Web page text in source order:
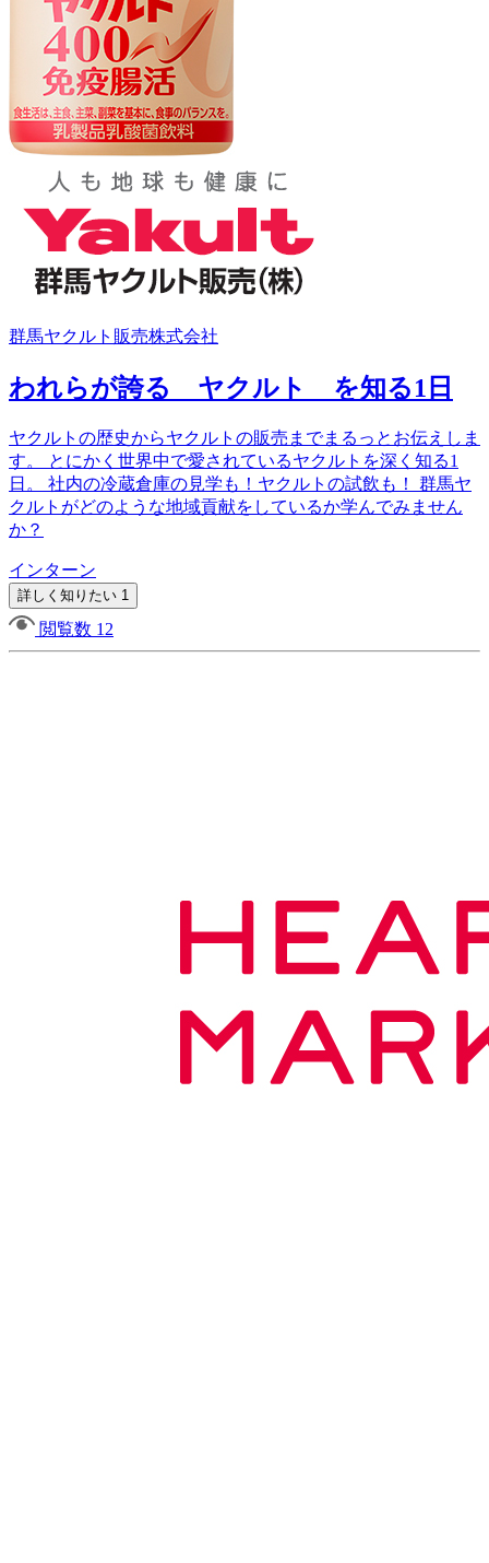
群馬ヤクルト販売株式会社
われらが誇る ヤクルト を知る1日
ヤクルトの歴史からヤクルトの販売までまるっとお伝えしま
す。 とにかく世界中で愛されているヤクルトを深く知る1
日。 社内の冷蔵倉庫の見学も！ヤクルトの試飲も！ 群馬ヤ
クルトがどのような地域貢献をしているか学んでみません
か？
インターン
詳しく知りたい 1
閲覧数 12